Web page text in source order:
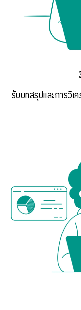
รับบทสรุปและการวิเ